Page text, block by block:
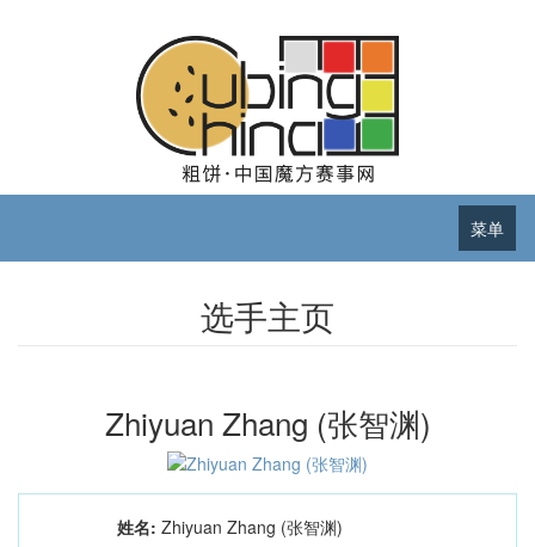
菜单
选手主页
Zhiyuan Zhang (张智渊)
姓名: Zhiyuan Zhang (张智渊)